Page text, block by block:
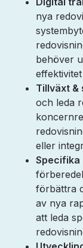
nya
behöver
Tillväxt &
och leda
eller
Specifika
förbättra
av nya
att leda